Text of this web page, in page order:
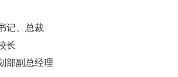
记、总裁
长
部副总经理